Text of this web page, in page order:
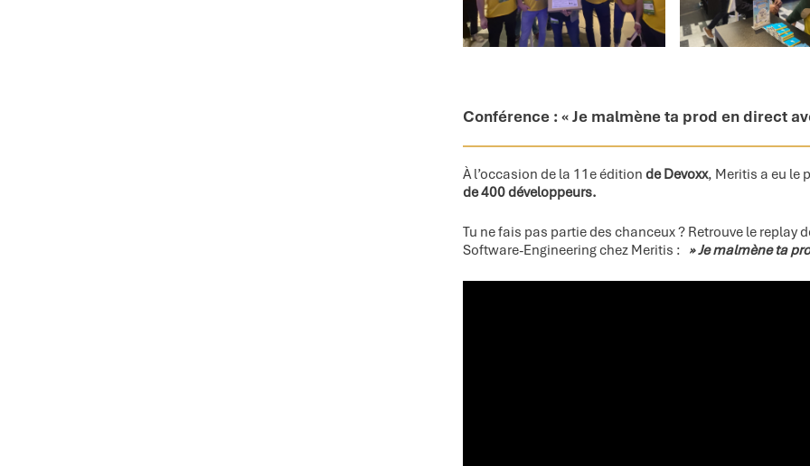
Conférence : « Je malmène ta prod en direct
À l’occasion de la 11e édition de Devoxx, Meritis a eu le
de 400 développeurs.
Tu ne fais pas partie des chanceux ? Retrouve le replay
Software-Engineering chez Meritis : » Je malmène ta